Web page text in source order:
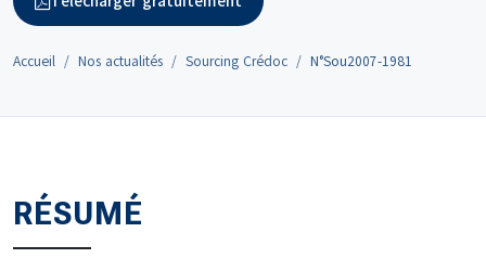
Accueil Nos actualités Sourcing Crédoc N°Sou2007-1981
RÉSUMÉ